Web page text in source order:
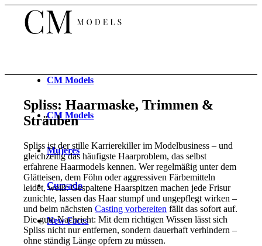
CM Models
CM Models
Mujeres
Curvado
NewFaces
Spliss: Haarmaske, Trimmen &
Sträuben
Spliss ist der stille Karrierekiller im Modelbusiness – und
gleichzeitig das häufigste Haarproblem, das selbst
erfahrene Haarmodels kennen. Wer regelmäßig unter dem
Glätteisen, dem Föhn oder aggressiven Färbemitteln
leidet, weiß: Gespaltene Haarspitzen machen jede Frisur
zunichte, lassen das Haar stumpf und ungepflegt wirken –
und beim nächstenCasting vorbereiten fällt das sofort auf.
Die gute Nachricht: Mit dem richtigen Wissen lässt sich
Spliss nicht nur entfernen, sondern dauerhaft verhindern –
ohne ständig Länge opfern zu müssen.